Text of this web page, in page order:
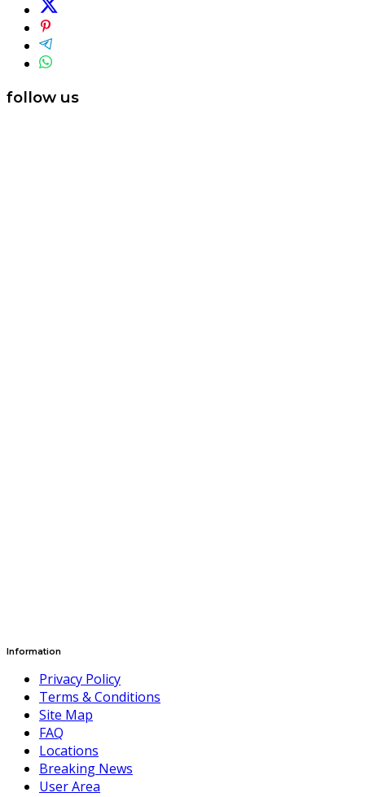
follow us
Information
Privacy Policy
Terms & Conditions
Site Map
FAQ
Locations
Breaking News
User Area